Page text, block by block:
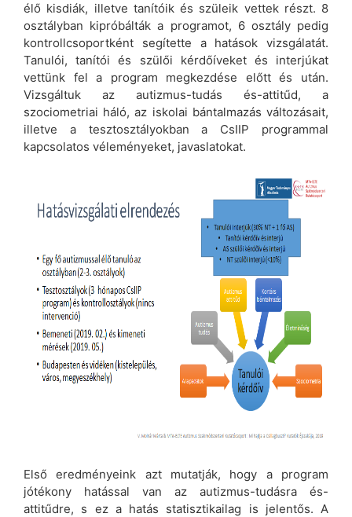
élő kisdiák, illetve tanítóik és szüleik vettek részt. 8
osztályban kipróbálták a programot, 6 osztály pedig
kontrollcsoportként segítette a hatások vizsgálatát.
Tanulói, tanítói és szülői kérdőíveket és interjúkat
vettünk fel a program megkezdése előtt és után.
Vizsgáltuk az autizmus-tudás és-attitűd, a
szociometriai háló, az iskolai bántalmazás változásait,
illetve a tesztosztályokban a CsIIP programmal
kapcsolatos véleményeket, javaslatokat.
Első eredményeink azt mutatják, hogy a program
jótékony hatással van az autizmus-tudásra és-
attitűdre, s ez a hatás statisztikailag is jelentős. A